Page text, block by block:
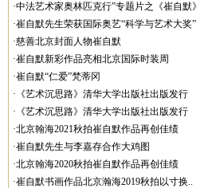
·中法艺术家奥林匹克行”专题片之《崔自默》
·崔自默先生荣获国际奥艺“科学与艺术大奖”
·慈善北京封面人物崔自默
·崔自默新彩作品亮相北京国际时装周
·崔自默“仁爱”梵蒂冈
·《艺术沉思路》清华大学出版社出版发行
·《艺术沉思路》清华大学出版社出版发行
·北京翰海2021秋拍崔自默作品再创佳绩
·崔自默先生与李嘉存合作大鸡图
·北京翰海2020秋拍崔自默作品再创佳绩
·崔自默书画作品北京瀚海2019秋拍以寸换..